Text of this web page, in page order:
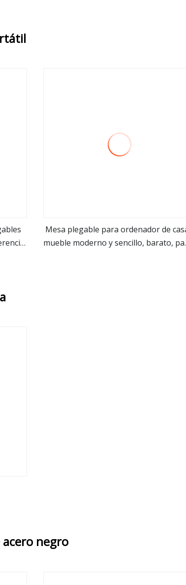
ver más
Mesa plegable para ordenador de
mueble moderno y sencillo, barato,
negro